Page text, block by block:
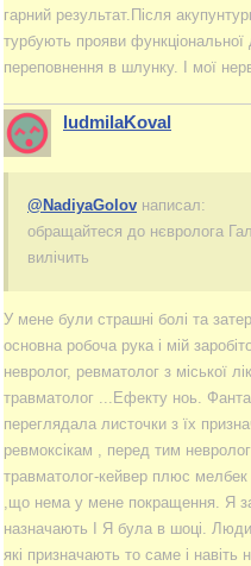
гарний результат.Після
турбують прояви функціональної
переповнення в шлунку. І мої
ludmilaKoval
@NadiyaGolov написал:
обращайтеся до нєвролога
вилічить
У мене були страшні болі та
основна робоча рука і мій
невролог, ревматолог з міської
травматолог ...Ефекту ноь.
переглядала листочки з їх
ревмоксікам , перед тим
травматолог-кейвер плюс
,що нема у мене покращення. Я
назначають І Я була в шоці.
які призначають то саме і